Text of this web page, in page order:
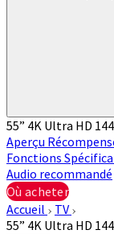
55” 4K Ultra HD
Aperçu
Fonctions
Audio recommandé
Où acheter
Accueil
TV
55” 4K Ultra HD